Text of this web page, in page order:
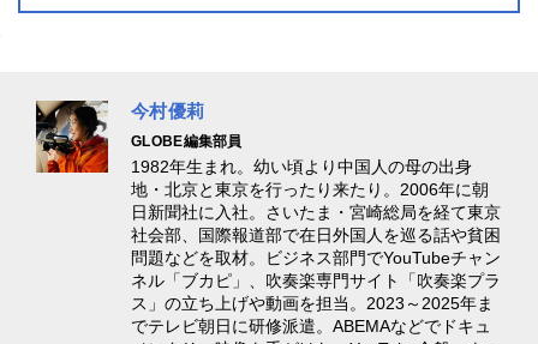
今村優莉
GLOBE編集部員
1982年生まれ。幼い頃より中国人の母の出身
地・北京と東京を行ったり来たり。2006年に朝
日新聞社に入社。さいたま・宮崎総局を経て東京
社会部、国際報道部で在日外国人を巡る話や貧困
問題などを取材。ビジネス部門でYouTubeチャン
ネル「ブカピ」、吹奏楽専門サイト「吹奏楽プラ
ス」の立ち上げや動画を担当。2023～2025年ま
でテレビ朝日に研修派遣。ABEMAなどでドキュ